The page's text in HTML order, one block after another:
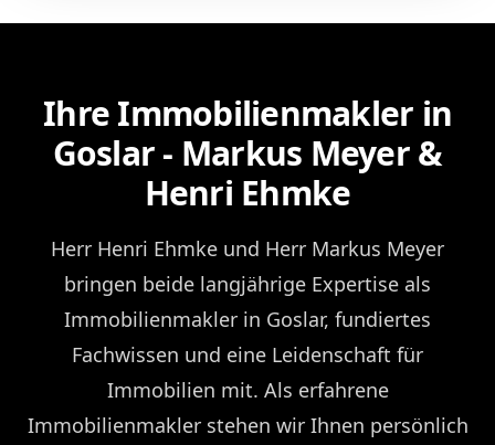
Ihre Immobilienmakler in
Goslar - Markus Meyer &
Henri Ehmke
Herr Henri Ehmke und Herr Markus Meyer
bringen beide langjährige Expertise als
Immobilienmakler in Goslar, fundiertes
Fachwissen und eine Leidenschaft für
Immobilien mit. Als erfahrene
Immobilienmakler stehen wir Ihnen persönlich